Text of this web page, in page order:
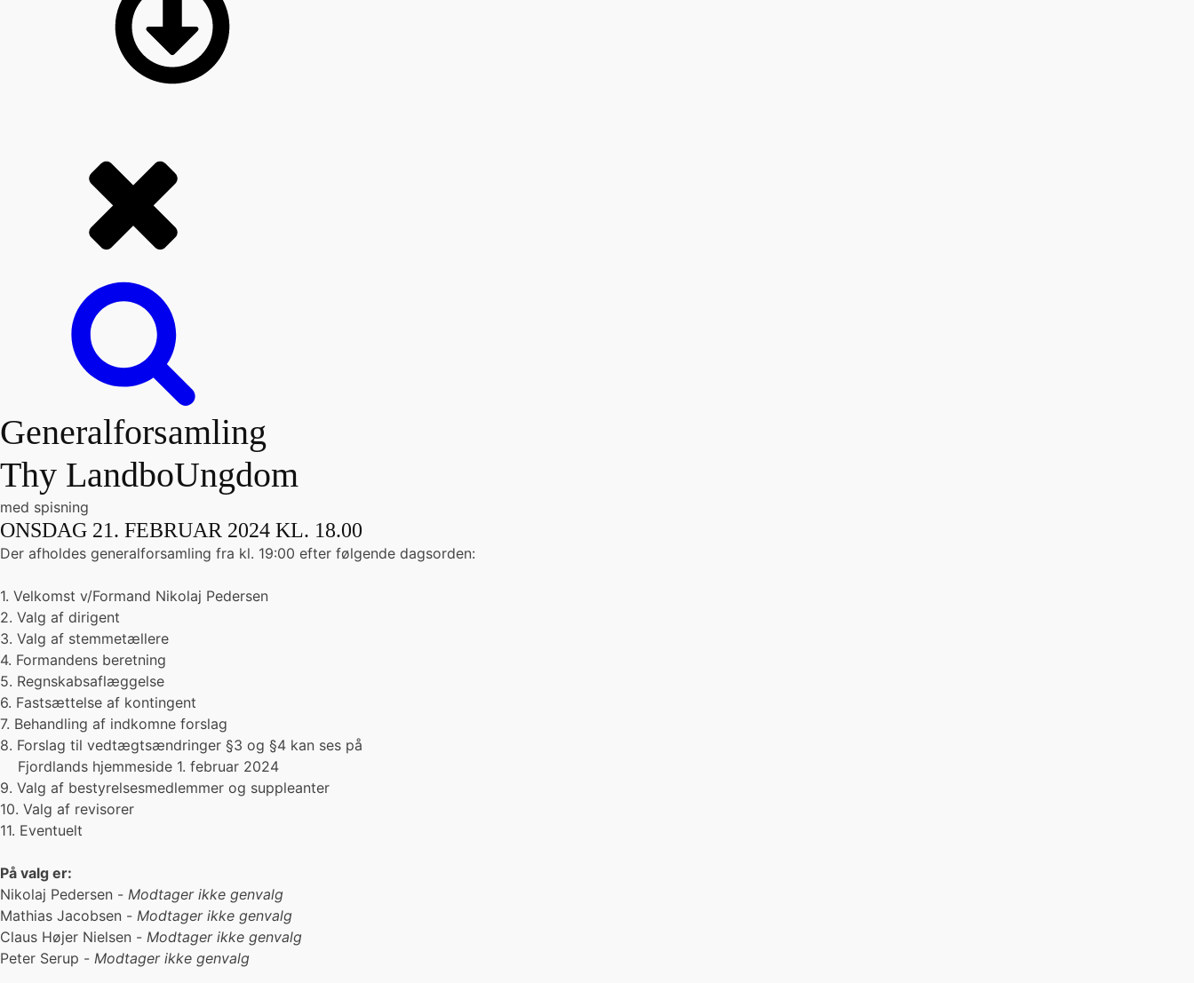
Generalforsamling
Thy LandboUngdom
med spisning
ONSDAG 21. FEBRUAR 2024 KL. 18.00
Der afholdes generalforsamling fra kl. 19:00 efter følgende dagsorden:
1. Velkomst v/Formand Nikolaj Pedersen
2. Valg af dirigent
3. Valg af stemmetællere
4. Formandens beretning
5. Regnskabsaflæggelse
6. Fastsættelse af kontingent
7. Behandling af indkomne forslag
8. Forslag til vedtægtsændringer §3 og §4 kan ses på
Fjordlands hjemmeside 1. februar 2024
9. Valg af bestyrelsesmedlemmer og suppleanter
10. Valg af revisorer
11. Eventuelt
På valg er:
Nikolaj Pedersen - Modtager ikke genvalg
Mathias Jacobsen - Modtager ikke genvalg
Claus Højer Nielsen - Modtager ikke genvalg
Peter Serup - Modtager ikke genvalg